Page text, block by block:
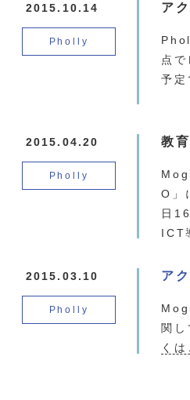
2015.10.14
Pholly
ア
点
予定
2015.04.20
Pholly
教
O」
日
ICT
2015.03.10
Pholly
ア
関
くは